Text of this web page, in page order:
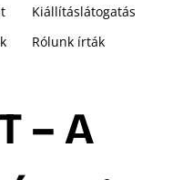
Kiállításlátogatás
Rólunk írták
– A